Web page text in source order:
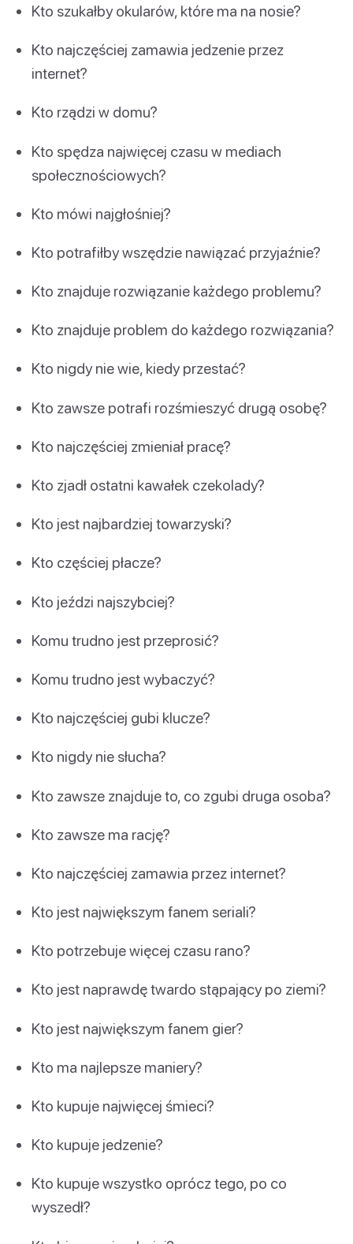
Kto szukałby okularów, które ma na nosie?
Kto najczęściej zamawia jedzenie przez
internet?
Kto rządzi w domu?
Kto spędza najwięcej czasu w mediach
społecznościowych?
Kto mówi najgłośniej?
Kto potrafiłby wszędzie nawiązać przyjaźnie?
Kto znajduje rozwiązanie każdego problemu?
Kto znajduje problem do każdego rozwiązania?
Kto nigdy nie wie, kiedy przestać?
Kto zawsze potrafi rozśmieszyć drugą osobę?
Kto najczęściej zmieniał pracę?
Kto zjadł ostatni kawałek czekolady?
Kto jest najbardziej towarzyski?
Kto częściej płacze?
Kto jeździ najszybciej?
Komu trudno jest przeprosić?
Komu trudno jest wybaczyć?
Kto najczęściej gubi klucze?
Kto nigdy nie słucha?
Kto zawsze znajduje to, co zgubi druga osoba?
Kto zawsze ma rację?
Kto najczęściej zamawia przez internet?
Kto jest największym fanem seriali?
Kto potrzebuje więcej czasu rano?
Kto jest naprawdę twardo stąpający po ziemi?
Kto jest największym fanem gier?
Kto ma najlepsze maniery?
Kto kupuje najwięcej śmieci?
Kto kupuje jedzenie?
Kto kupuje wszystko oprócz tego, po co
wyszedł?